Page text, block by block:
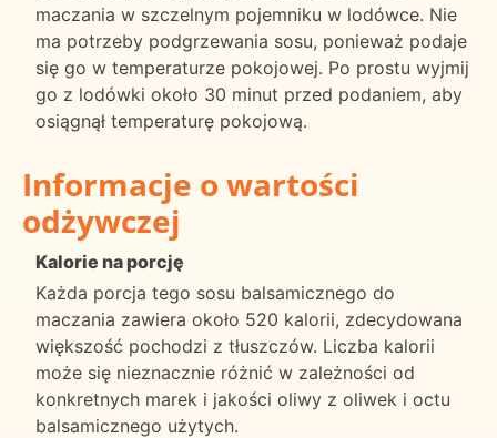
maczania w szczelnym pojemniku w lodówce. Nie
ma potrzeby podgrzewania sosu, ponieważ podaje
się go w temperaturze pokojowej. Po prostu wyjmij
go z lodówki około 30 minut przed podaniem, aby
osiągnął temperaturę pokojową.
Informacje o wartości
odżywczej
Kalorie na porcję
Każda porcja tego sosu balsamicznego do
maczania zawiera około 520 kalorii, zdecydowana
większość pochodzi z tłuszczów. Liczba kalorii
może się nieznacznie różnić w zależności od
konkretnych marek i jakości oliwy z oliwek i octu
balsamicznego użytych.